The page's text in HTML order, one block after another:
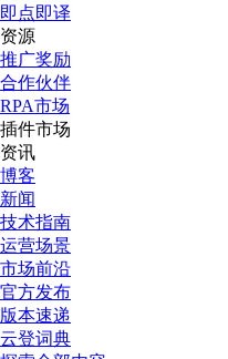
即点即译
资源
推广奖励
合作伙伴
RPA市场
插件市场
资讯
博客
新闻
技术指南
运营场景
市场前沿
官方发布
版本速递
云登词典